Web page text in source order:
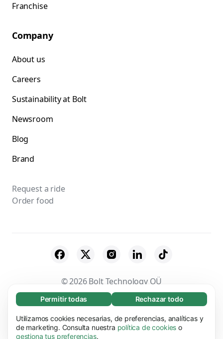
Necesarias (65)
Las cookies necesarias ayudan a que nuestra
página web funcione correctamente, pues hace
posible que se lleven a cabo funciones básicas
Más información
Permitir todas Rechazar todo
Utilizamos cookies necesarias, de preferencias, analíticas y
de marketing. Consulta nuestra política de cookies o
gestiona tus preferencias.
Franchise
Company
About us
Careers
Sustainability at Bolt
Newsroom
Blog
Brand
Request a ride
Order food
© 2026 Bolt Technology OÜ
Suppliers Terms & Conditions
Privacy
Cookies
Security